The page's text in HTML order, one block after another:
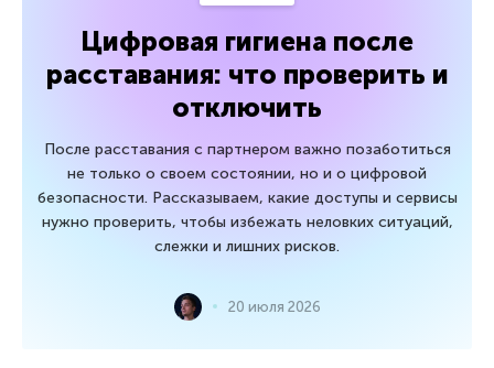
Цифровая гигиена после
расставания: что проверить и
отключить
После расставания с партнером важно позаботиться
не только о своем состоянии, но и о цифровой
безопасности. Рассказываем, какие доступы и сервисы
нужно проверить, чтобы избежать неловких ситуаций,
слежки и лишних рисков.
20 июля 2026